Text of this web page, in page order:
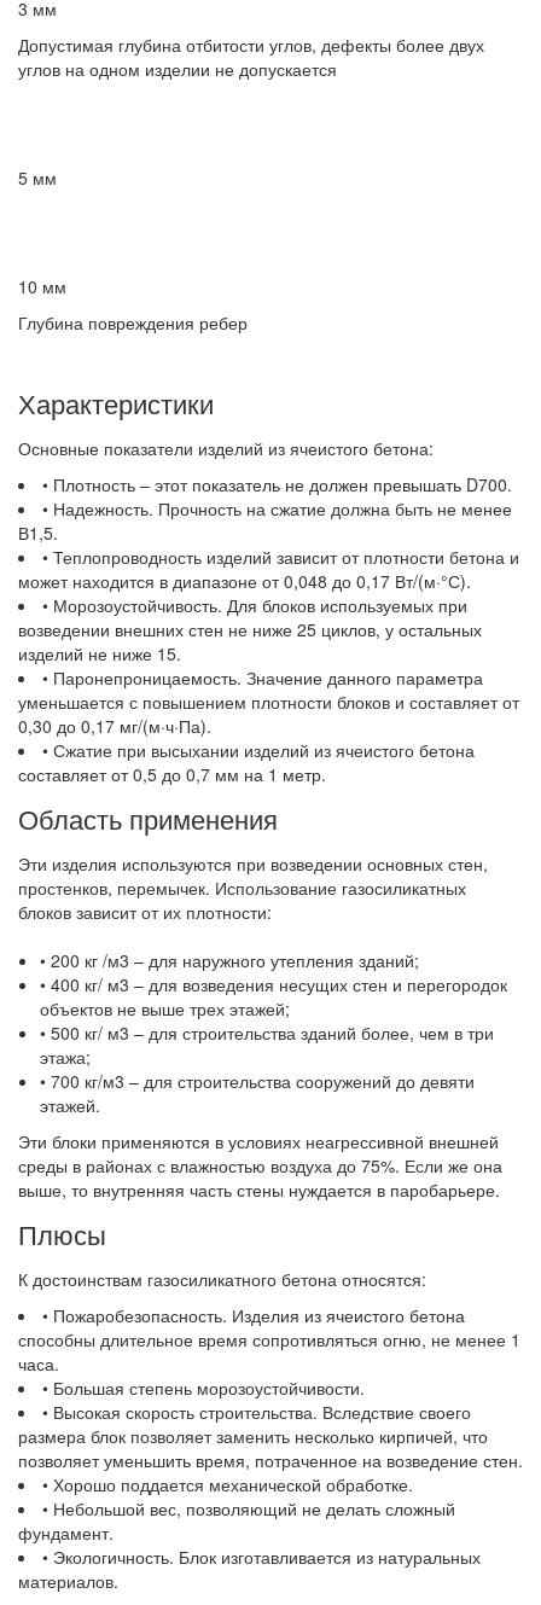
3 мм
Допустимая глубина отбитости углов, дефекты более двух
углов на одном изделии не допускается
5 мм
10 мм
Глубина повреждения ребер
Характеристики
Основные показатели изделий из ячеистого бетона:
• Плотность – этот показатель не должен превышать D700.
• Надежность. Прочность на сжатие должна быть не менее
В1,5.
• Теплопроводность изделий зависит от плотности бетона и
может находится в диапазоне от 0,048 до 0,17 Вт/(м·°С).
• Морозоустойчивость. Для блоков используемых при
возведении внешних стен не ниже 25 циклов, у остальных
изделий не ниже 15.
• Паронепроницаемость. Значение данного параметра
уменьшается с повышением плотности блоков и составляет от
0,30 до 0,17 мг/(м·ч·Па).
• Сжатие при высыхании изделий из ячеистого бетона
составляет от 0,5 до 0,7 мм на 1 метр.
Область применения
Эти изделия используются при возведении основных стен,
простенков, перемычек. Использование газосиликатных
блоков зависит от их плотности:
• 200 кг /м3 – для наружного утепления зданий;
• 400 кг/ м3 – для возведения несущих стен и перегородок
объектов не выше трех этажей;
• 500 кг/ м3 – для строительства зданий более, чем в три
этажа;
• 700 кг/м3 – для строительства сооружений до девяти
этажей.
Эти блоки применяются в условиях неагрессивной внешней
среды в районах с влажностью воздуха до 75%. Если же она
выше, то внутренняя часть стены нуждается в паробарьере.
Плюсы
К достоинствам газосиликатного бетона относятся:
• Пожаробезопасность. Изделия из ячеистого бетона
способны длительное время сопротивляться огню, не менее 1
часа.
• Большая степень морозоустойчивости.
• Высокая скорость строительства. Вследствие своего
размера блок позволяет заменить несколько кирпичей, что
позволяет уменьшить время, потраченное на возведение стен.
• Хорошо поддается механической обработке.
• Небольшой вес, позволяющий не делать сложный
фундамент.
• Экологичность. Блок изготавливается из натуральных
материалов.